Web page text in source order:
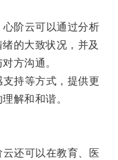
阶云可以通过分析
的大致状况，并及
方沟通。
持等方式，提供更
解和和谐。
还可以在教育、医